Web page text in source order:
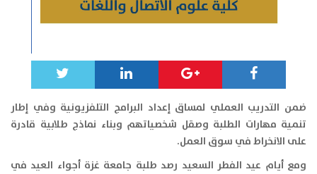
ضمن التدريب العملي لمساق إعداد البرامج التلفزيونية وفي إطار
تنمية مهارات الطلبة وصقل شخصياتهم وبناء نماذج طلابية قادرة
على الانخراط في سوق العمل.
ومع أيام عيد الفطر السعيد رصد طلبة جامعة غزة أجواء العيد في